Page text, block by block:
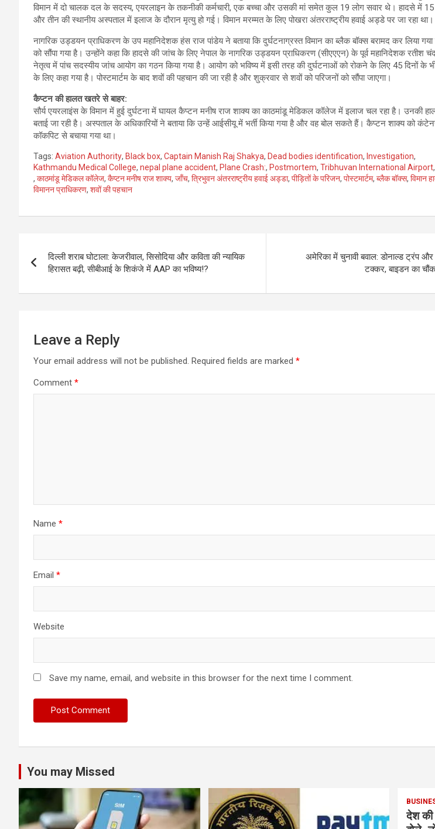
विमान में दो चालक दल के सदस्य, एयरलाइन के तकनीकी कर्मचारी, एक बच्चा और उसकी मां समेत कुल 19 लोग सवार थे। हादसे में 15
और तीन की स्थानीय अस्पताल में इलाज के दौरान मृत्यु हो गई। विमान मरम्मत के लिए पोखरा अंतरराष्ट्रीय हवाई अड्डे पर जा रहा था।
नागरिक उड्डयन प्राधिकरण के उप महानिदेशक हंस राज पांडेय ने बताया कि दुर्घटनाग्रस्त विमान का ब्लैक बॉक्स बरामद कर लिया
को सौंपा गया है। उन्होंने कहा कि हादसे की जांच के लिए नेपाल के नागरिक उड्डयन प्राधिकरण (सीएएएन) के पूर्व महानिदेशक रतीश
नेतृत्व में पांच सदस्यीय जांच आयोग का गठन किया गया है। आयोग को भविष्य में इसी तरह की दुर्घटनाओं को रोकने के लिए 45 दिनों के
के लिए कहा गया है। पोस्टमार्टम के बाद शवों की पहचान की जा रही है और शुक्रवार से शवों को परिजनों को सौंपा जाएगा।
कैप्टन की हालत खतरे से बाहर:
सौर्य एयरलाइंस के विमान में हुई दुर्घटना में घायल कैप्टन मनीष राज शाक्य का काठमांडू मेडिकल कॉलेज में इलाज चल रहा है। उनकी
बताई जा रही है। अस्पताल के अधिकारियों ने बताया कि उन्हें आईसीयू में भर्ती किया गया है और वह बोल सकते हैं। कैप्टन शाक्य को
कॉकपिट से बचाया गया था।
Tags: Aviation Authority, Black box, Captain Manish Raj Shakya, Dead bodies identification, Investigation,
Kathmandu Medical College, nepal plane accident, Plane Crash:, Postmortem, Tribhuvan International Airport,
, काठमांडू मेडिकल कॉलेज, कैप्टन मनीष राज शाक्य, जाँच, त्रिभुवन अंतरराष्ट्रीय हवाई अड्डा, पीड़ितों के परिजन, पोस्टमार्टम, ब्लैक बॉक्स, विमान
विमानन प्राधिकरण, शवों की पहचान
navigation
दिल्ली शराब घोटाला: केजरीवाल, सिसोदिया और कविता की न्यायिक
हिरासत बढ़ी, सीबीआई के शिकंजे में AAP का भविष्य!?
अमेरिका में चुनावी बवाल: डोनाल्ड ट्रंप
टक्कर, बाइडन का
Leave a Reply
Your email address will not be published. Required fields are marked *
Comment *
Name *
Email *
Website
Save my name, email, and website in this browser for the next time I comment.
You may Missed
देश की